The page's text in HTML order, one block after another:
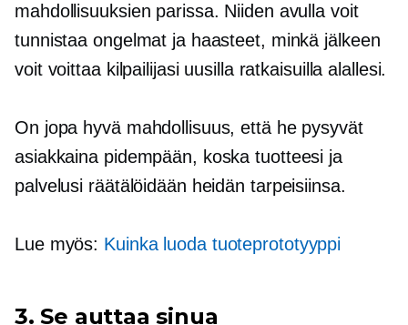
mahdollisuuksien parissa. Niiden avulla voit
tunnistaa ongelmat ja haasteet, minkä jälkeen
voit voittaa kilpailijasi uusilla ratkaisuilla alallesi.
On jopa hyvä mahdollisuus, että he pysyvät
asiakkaina pidempään, koska tuotteesi ja
palvelusi räätälöidään heidän tarpeisiinsa.
Lue myös: Kuinka luoda tuoteprototyyppi
3. Se auttaa sinua